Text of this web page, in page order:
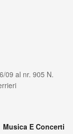
09 al nr. 905 N.
Musica E Concerti